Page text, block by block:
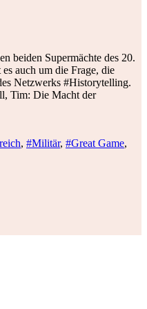
beiden Supermächte des 20.
auch um die Frage, die
Netzwerks #Historytelling.
Tim: Die Macht der
, #Militär, #Great Game,